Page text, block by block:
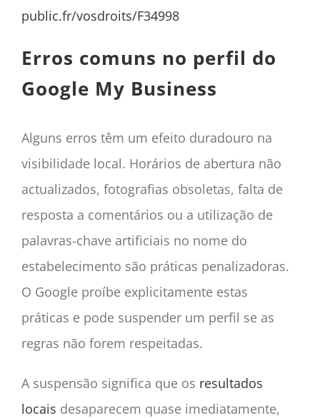
public.fr/vosdroits/F34998
Erros comuns no perfil do
Google My Business
Alguns erros têm um efeito duradouro na
visibilidade local. Horários de abertura não
actualizados, fotografias obsoletas, falta de
resposta a comentários ou a utilização de
palavras-chave artificiais no nome do
estabelecimento são práticas penalizadoras.
O Google proíbe explicitamente estas
práticas e pode suspender um perfil se as
regras não forem respeitadas.
A suspensão significa que os resultados
locais desaparecem quase imediatamente,